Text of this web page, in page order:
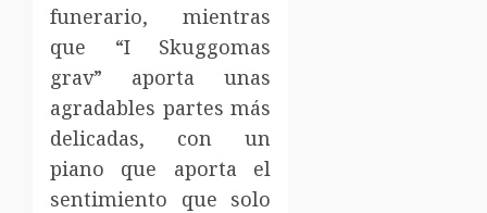
funerario, mientras
que “I Skuggomas
grav” aporta unas
agradables partes más
delicadas, con un
piano que aporta el
sentimiento que solo